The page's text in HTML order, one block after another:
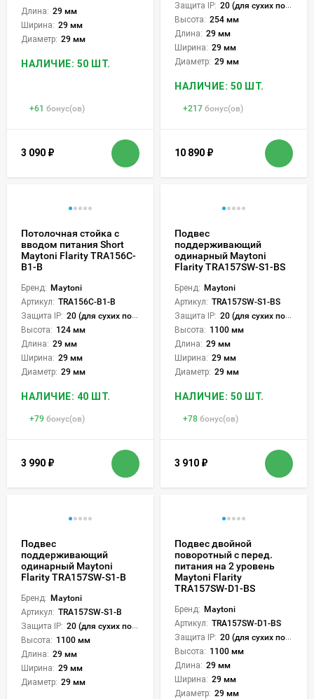
Длина: 29 мм
Ширина: 29 мм
Диаметр: 29 мм
НАЛИЧИЕ: 50 ШТ.
+61 бонус(ов)
3 090 ₽
Защита IP: 20 (для сухих пом.)
Высота: 254 мм
Длина: 29 мм
Ширина: 29 мм
Диаметр: 29 мм
НАЛИЧИЕ: 50 ШТ.
+217 бонус(ов)
10 890 ₽
Потолочная стойка с
вводом питания Short
Maytoni Flarity TRA156C-
B1-B
Бренд: Maytoni
Артикул: TRA156C-B1-B
Защита IP: 20 (для сухих пом.)
Высота: 124 мм
Длина: 29 мм
Ширина: 29 мм
Диаметр: 29 мм
НАЛИЧИЕ: 40 ШТ.
+79 бонус(ов)
3 990 ₽
Подвес
поддерживающий
одинарный Maytoni
Flarity TRA157SW-S1-BS
Бренд: Maytoni
Артикул: TRA157SW-S1-BS
Защита IP: 20 (для сухих пом.)
Высота: 1100 мм
Длина: 29 мм
Ширина: 29 мм
Диаметр: 29 мм
НАЛИЧИЕ: 50 ШТ.
+78 бонус(ов)
3 910 ₽
Подвес
поддерживающий
одинарный Maytoni
Flarity TRA157SW-S1-B
Бренд: Maytoni
Артикул: TRA157SW-S1-B
Защита IP: 20 (для сухих пом.)
Высота: 1100 мм
Длина: 29 мм
Ширина: 29 мм
Диаметр: 29 мм
Подвес двойной
поворотный с перед.
питания на 2 уровень
Maytoni Flarity
TRA157SW-D1-BS
Бренд: Maytoni
Артикул: TRA157SW-D1-BS
Защита IP: 20 (для сухих пом.)
Высота: 1100 мм
Длина: 29 мм
Ширина: 29 мм
Диаметр: 29 мм